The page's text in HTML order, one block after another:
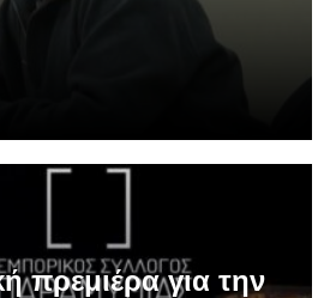
πρεμιέρα για την